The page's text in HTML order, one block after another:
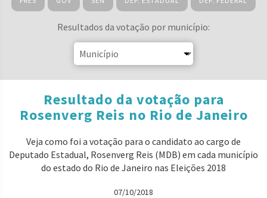
Resultados da votação por município:
Resultado da votação para
Rosenverg Reis no Rio de Janeiro
Veja como foi a votação para o candidato ao cargo de
Deputado Estadual, Rosenverg Reis (MDB) em cada município
do estado do Rio de Janeiro nas Eleições 2018
07/10/2018